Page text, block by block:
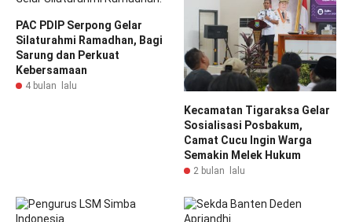
PAC PDIP Serpong Gelar
Silaturahmi Ramadhan, Bagi
Sarung dan Perkuat
Kebersamaan
4 bulan lalu
Kecamatan Tigaraksa Gelar
Sosialisasi Posbakum,
Camat Cucu Ingin Warga
Semakin Melek Hukum
2 bulan lalu